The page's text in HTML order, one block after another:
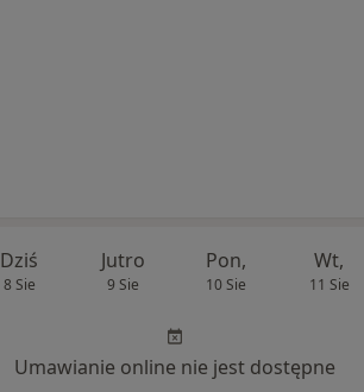
Dziś
8 Sie
Jutro
9 Sie
Pon,
10 Sie
Wt,
11 Sie
Umawianie online nie jest dostępne